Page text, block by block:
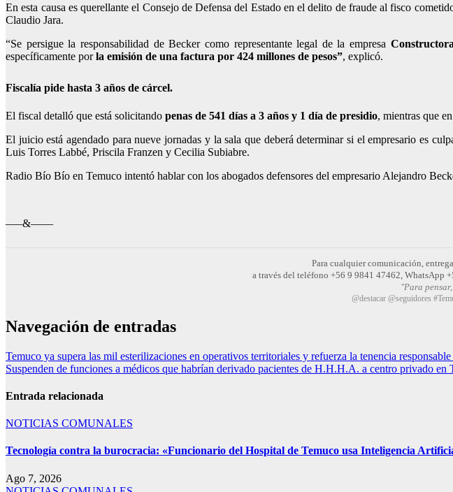
En esta causa es querellante el Consejo de Defensa del Estado en el delito de fraude al fisco
Claudio Jara.
“Se persigue la responsabilidad de Becker como representante legal de la empresa
específicamente porla emisión de una factura por 424 millones de pesos”, explicó.
Fiscalía pide hasta 3 años de cárcel.
El fiscal detalló que está solicitando penas de 541 días a 3 años y 1 día de presidio, mientras que
El juicio está agendado para nueve jornadas y la sala que deberá determinar si el empresario es
Luis Torres Labbé, Priscila Franzen y Cecilia Subiabre.
Radio Bío Bío en Temuco intentó hablar con los abogados defensores del empresario Alejandro
—–&——
Para cualquier comunicación,
a través del teléfono +56 9 9841 47462, WhatsApp
"Para
@destacar @seguidores
Navegación de entradas
Temuco ya supera las mil esterilizaciones en operativos territoriales y refuerza la tenencia responsable
Suspenden de funciones a médicos que habrían derivado pacientes de H.H.H.A. a centro privado en
Entrada relacionada
NOTICIAS COMUNALES
Tecnología contra la burocracia: «Funcionario del Hospital de Temuco usa Inteligencia
Ago 7, 2026